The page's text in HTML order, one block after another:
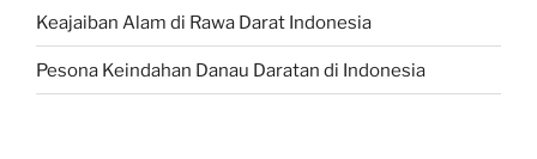
Keajaiban Alam di Rawa Darat Indonesia
Pesona Keindahan Danau Daratan di Indonesia